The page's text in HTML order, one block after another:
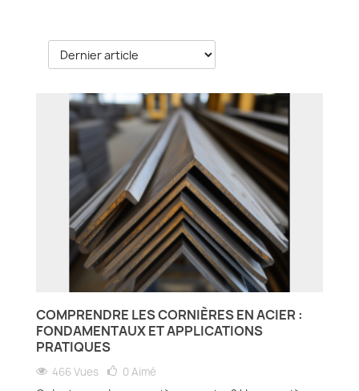
COMPRENDRE LES CORNIÈRES EN ACIER :
FONDAMENTAUX ET APPLICATIONS
PRATIQUES
466 Vues 0 Aimé